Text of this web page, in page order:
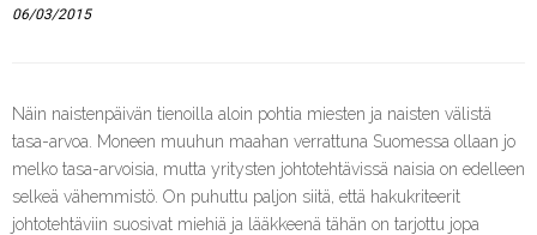
06/03/2015
Näin naistenpäivän tienoilla aloin pohtia miesten ja naisten välistä
tasa-arvoa. Moneen muuhun maahan verrattuna Suomessa ollaan jo
melko tasa-arvoisia, mutta yritysten johtotehtävissä naisia on edelleen
selkeä vähemmistö. On puhuttu paljon siitä, että hakukriteerit
johtotehtäviin suosivat miehiä ja lääkkeenä tähän on tarjottu jopa